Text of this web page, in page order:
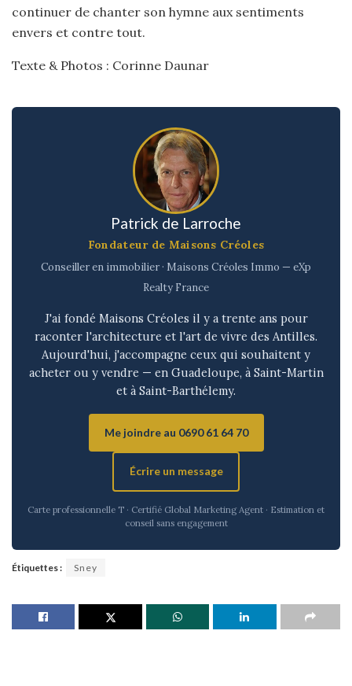
continuer de chanter son hymne aux sentiments
envers et contre tout.
Texte & Photos : Corinne Daunar
Patrick de Larroche
Fondateur de Maisons Créoles
Conseiller en immobilier · Maisons Créoles Immo — eXp
Realty France
J'ai fondé Maisons Créoles il y a trente ans pour
raconter l'architecture et l'art de vivre des Antilles.
Aujourd'hui, j'accompagne ceux qui souhaitent y
acheter ou y vendre — en Guadeloupe, à Saint-Martin
et à Saint-Barthélemy.
Me joindre au 0690 61 64 70
Écrire un message
Carte professionnelle T · Certifié Global Marketing Agent · Estimation et
conseil sans engagement
Étiquettes : Sney